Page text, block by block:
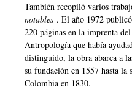
También recopiló varios
notables. El año 1972 publicó
220 páginas en la imprenta
Antropología que había
distinguido, la obra abarca a
su fundación en 1557 hasta la
Colombia en 1830.